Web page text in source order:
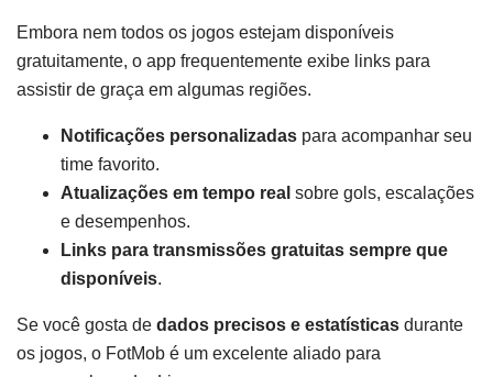
Embora nem todos os jogos estejam disponíveis
gratuitamente, o app frequentemente exibe links para
assistir de graça em algumas regiões.
Notificações personalizadas para acompanhar seu
time favorito.
Atualizações em tempo real sobre gols, escalações
e desempenhos.
Links para transmissões gratuitas sempre que
disponíveis.
Se você gosta de dados precisos e estatísticas durante
os jogos, o FotMob é um excelente aliado para